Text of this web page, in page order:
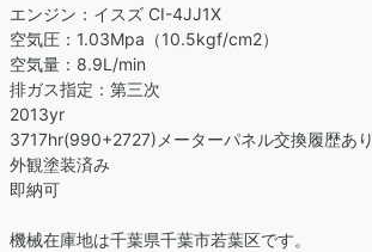
エンジン：イスズ CI-4JJ1X
空気圧：1.03Mpa（10.5kgf/cm2）
空気量：8.9L/min
排ガス指定：第三次
2013yr
3717hr(990+2727)メーターパネル交換履歴あり
外観塗装済み
即納可
機械在庫地は千葉県千葉市若葉区です。